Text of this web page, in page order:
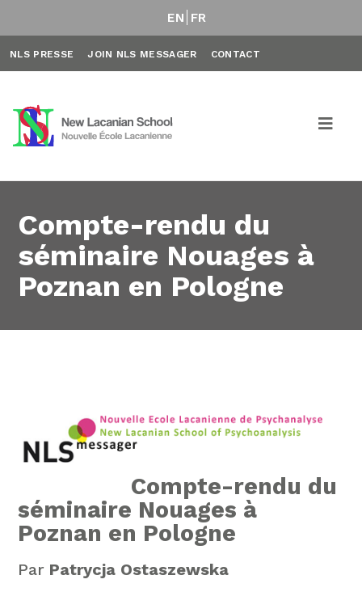
EN FR
NLS PRESSE JOIN NLS MESSAGER CONTACT
Compte-rendu du
séminaire Nouages à
Poznan en Pologne
Compte-rendu du
séminaire Nouages à
Poznan en Pologne
Par Patrycja Ostaszewska